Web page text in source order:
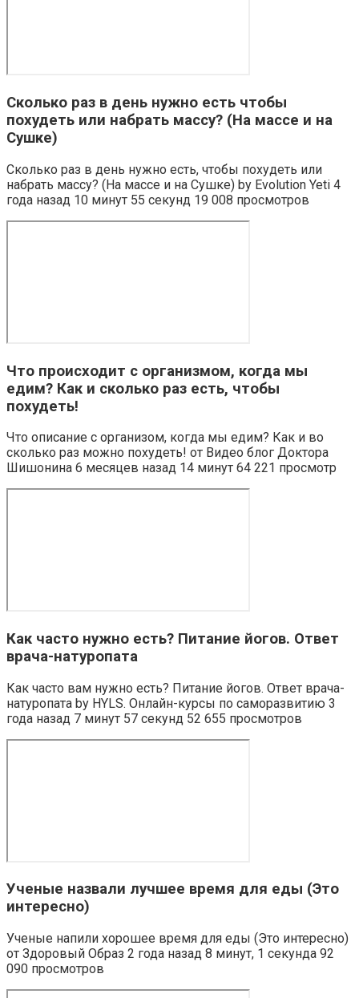
Сколько раз в день нужно есть чтобы
похудеть или набрать массу? (На массе и на
Сушке)
Сколько раз в день нужно есть, чтобы похудеть или
набрать массу? (На массе и на Сушке) by Evolution Yeti 4
года назад 10 минут 55 секунд 19 008 просмотров
Что происходит с организмом, когда мы
едим? Как и сколько раз есть, чтобы
похудеть!
Что описание с организом, когда мы едим? Как и во
сколько раз можно похудеть! от Видео блог Доктора
Шишонина 6 месяцев назад 14 минут 64 221 просмотр
Как часто нужно есть? Питание йогов. Ответ
врача-натуропата
Как часто вам нужно есть? Питание йогов. Ответ врача-
натуропата by HYLS. Онлайн-курсы по саморазвитию 3
года назад 7 минут 57 секунд 52 655 просмотров
Ученые назвали лучшее время для еды (Это
интересно)
Ученые напили хорошее время для еды (Это интересно)
от Здоровый Образ 2 года назад 8 минут, 1 секунда 92
090 просмотров